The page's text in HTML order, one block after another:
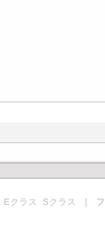
Eクラス Sクラス ｜ フ